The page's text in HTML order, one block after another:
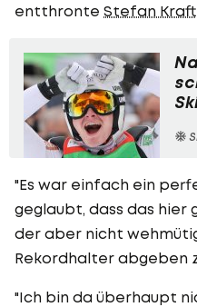
entthronte Stefan Kraft
"Es war einfach ein
geglaubt, dass das hier
der aber nicht
Rekordhalter abgeben
"Ich bin da überhaupt